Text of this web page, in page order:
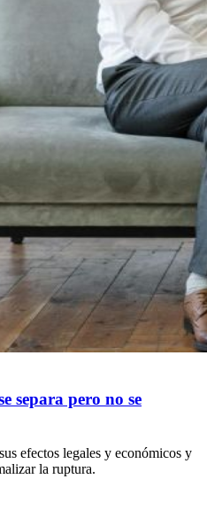
separa pero no se
efectos legales y económicos y
la ruptura.